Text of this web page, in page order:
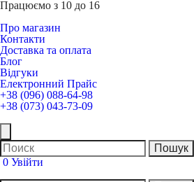
Працюємо з 10 до 16
Про магазин
Контакти
Доставка та оплата
Блог
Відгуки
Електронний Прайс
+38 (096) 088-64-98
+38 (073) 043-73-09
0 Увійти